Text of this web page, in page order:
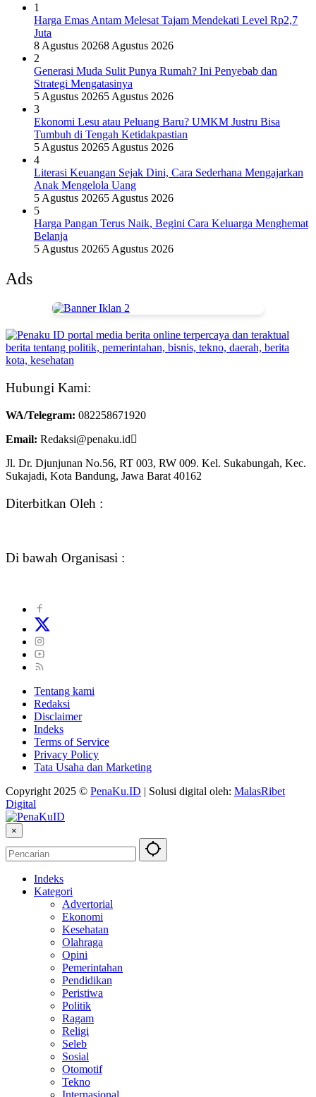
1
Harga Emas Antam Melesat Tajam Mendekati Level Rp2,7
Juta
8 Agustus 20268 Agustus 2026
2
Generasi Muda Sulit Punya Rumah? Ini Penyebab dan
Strategi Mengatasinya
5 Agustus 20265 Agustus 2026
3
Ekonomi Lesu atau Peluang Baru? UMKM Justru Bisa
Tumbuh di Tengah Ketidakpastian
5 Agustus 20265 Agustus 2026
4
Literasi Keuangan Sejak Dini, Cara Sederhana Mengajarkan
Anak Mengelola Uang
5 Agustus 20265 Agustus 2026
5
Harga Pangan Terus Naik, Begini Cara Keluarga Menghemat
Belanja
5 Agustus 20265 Agustus 2026
Ads
Hubungi Kami:
WA/Telegram: 082258671920
Email: Redaksi@penaku.id
Jl. Dr. Djunjunan No.56, RT 003, RW 009. Kel. Sukabungah, Kec.
Sukajadi, Kota Bandung, Jawa Barat 40162
Diterbitkan Oleh :
Di bawah Organisasi :
Tentang kami
Redaksi
Disclaimer
Indeks
Terms of Service
Privacy Policy
Tata Usaha dan Marketing
Copyright 2025 © PenaKu.ID | Solusi digital oleh: MalasRibet
Digital
×
Indeks
Kategori
Advertorial
Ekonomi
Kesehatan
Olahraga
Opini
Pemerintahan
Pendidikan
Peristiwa
Politik
Ragam
Religi
Seleb
Sosial
Otomotif
Tekno
Internasional